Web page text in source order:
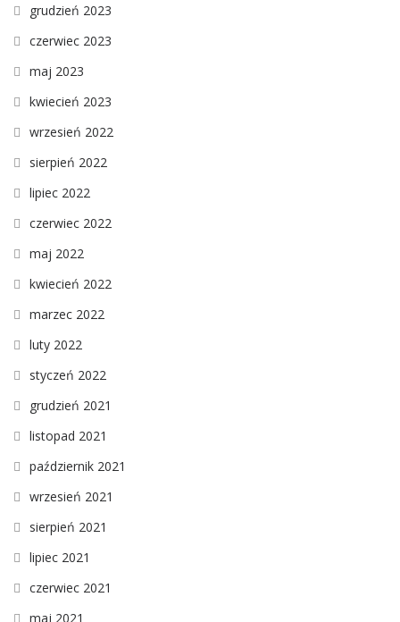
grudzień 2023
czerwiec 2023
maj 2023
kwiecień 2023
wrzesień 2022
sierpień 2022
lipiec 2022
czerwiec 2022
maj 2022
kwiecień 2022
marzec 2022
luty 2022
styczeń 2022
grudzień 2021
listopad 2021
październik 2021
wrzesień 2021
sierpień 2021
lipiec 2021
czerwiec 2021
maj 2021